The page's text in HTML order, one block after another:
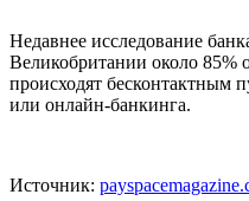
Недавнее исследование
Великобритании около 85%
происходят бесконтактным
или онлайн-банкинга.
Источник: